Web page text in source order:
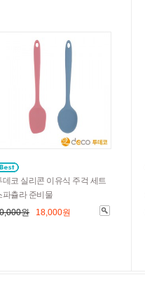
데코 실리콘 이유식 주걱 세트
파츌라 준비물
원 18,000원